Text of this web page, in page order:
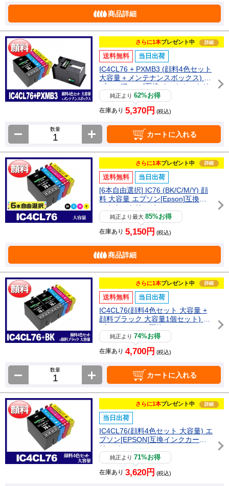
商品詳細
さらに1本プレゼント中 詳細
送料無料 当日出荷
IC4CL76 + PXMB3 (顔料4色セット
大容量＋メンテナンスボックス) エ
プソン[Epson]互換インクカートリ
ッジ純正より62%お得
在庫あり 5,370円 (税込)
数量
カートに入れる
さらに1本プレゼント中 詳細
送料無料 当日出荷
[6本自由選択] IC76 (BK/C/M/Y) 顔
料 大容量 エプソン[Epson]互換イ
ンクカートリッジ
純正より最大85%お得
在庫あり 5,150円 (税込)
商品詳細
さらに1本プレゼント中 詳細
送料無料 当日出荷
IC4CL76(顔料4色セット 大容量 +
顔料ブラック 大容量1個セット) エ
プソン[EPSON]互換インクカート
リッジ
純正より 74%お得
在庫あり 4,700円 (税込)
数量
カートに入れる
さらに1本プレゼント中 詳細
当日出荷
IC4CL76(顔料4色セット 大容量) エ
プソン[EPSON]互換インクカート
リッジ
純正より71%お得
在庫あり 3,620円 (税込)